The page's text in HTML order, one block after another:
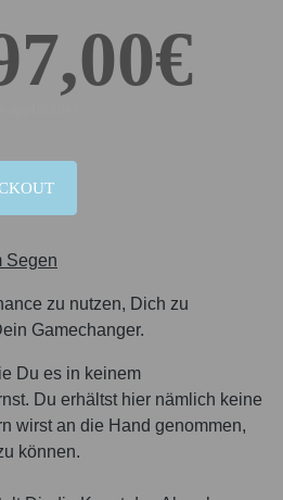
Segen
zu nutzen, Dich zu
Gamechanger.
Du es in keinem
Du erhältst hier nämlich keine
wirst an die Hand genommen,
können.